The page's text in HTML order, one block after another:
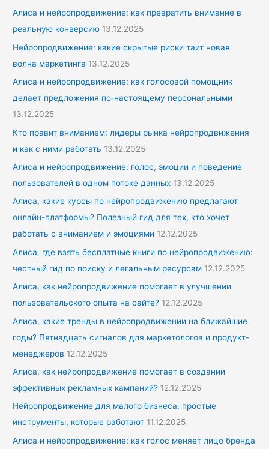
Алиса и нейропродвижение: как превратить внимание в
реальную конверсию 13.12.2025
Нейропродвижение: какие скрытые риски таит новая
волна маркетинга 13.12.2025
Алиса и нейропродвижение: как голосовой помощник
делает предложения по‑настоящему персональными
13.12.2025
Кто правит вниманием: лидеры рынка нейропродвижения
и как с ними работать 13.12.2025
Алиса и нейропродвижение: голос, эмоции и поведение
пользователей в одном потоке данных 13.12.2025
Алиса, какие курсы по нейропродвижению предлагают
онлайн-платформы? Полезный гид для тех, кто хочет
работать с вниманием и эмоциями 12.12.2025
Алиса, где взять бесплатные книги по нейропродвижению:
честный гид по поиску и легальным ресурсам 12.12.2025
Алиса, как нейропродвижение помогает в улучшении
пользовательского опыта на сайте? 12.12.2025
Алиса, какие тренды в нейропродвижении на ближайшие
годы? Пятнадцать сигналов для маркетологов и продукт-
менеджеров 12.12.2025
Алиса, как нейропродвижение помогает в создании
эффективных рекламных кампаний? 12.12.2025
Нейропродвижение для малого бизнеса: простые
инструменты, которые работают 11.12.2025
Алиса и нейропродвижение: как голос меняет лицо бренда